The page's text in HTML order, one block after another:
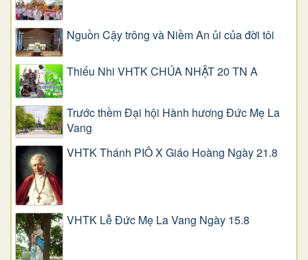
Nguồn Cậy trông và Niềm An ủi của đời tôi
Thiếu Nhi VHTK CHÚA NHẬT 20 TN A
Trước thềm Đại hội Hành hương Đức Mẹ La
Vang
VHTK Thánh PIÔ X Giáo Hoàng Ngày 21.8
VHTK Lễ Đức Mẹ La Vang Ngày 15.8